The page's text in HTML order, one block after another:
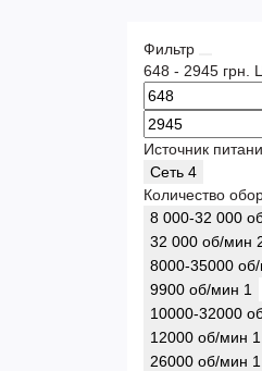
Фильтр
648 - 2945 грн.
Источник
Сеть 4
Количество
8 000-32 000
32 000 об/мин
8000-35000
9900 об/мин 1
10000-32000
12000 об/мин 1
26000 об/мин 1